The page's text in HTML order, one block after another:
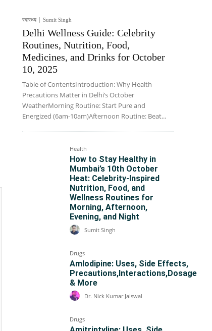
स्वास्थ्य Sumit Singh
Delhi Wellness Guide: Celebrity
Routines, Nutrition, Food,
Medicines, and Drinks for October
10, 2025
Table of ContentsIntroduction: Why Health
Precautions Matter in Delhi’s October
WeatherMorning Routine: Start Pure and
Energized (6am-10am)Afternoon Routine: Beat...
Health
How to Stay Healthy in
Mumbai’s 10th October
Heat: Celebrity-Inspired
Nutrition, Food, and
Wellness Routines for
Morning, Afternoon,
Evening, and Night
Sumit Singh
Drugs
Amlodipine: Uses, Side Effects,
Precautions,Interactions,Dosage
& More
Dr. Nick Kumar Jaiswal
Drugs